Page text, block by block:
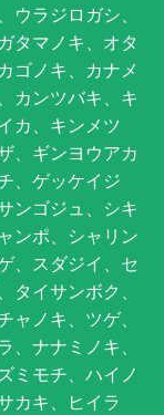
ラジロガシ、
タマノキ、オタ
ゴノキ、カナメ
カンツバキ、キ
カ、キンメツ
、ギンヨウアカ
、ゲッケイジ
ンゴジュ、シキ
ンポ、シャリン
、スダジイ、セ
イサンボク、
ノキ、ツゲ、
、ナナミノキ、
ミモチ、ハイノ
カキ、ヒイラ